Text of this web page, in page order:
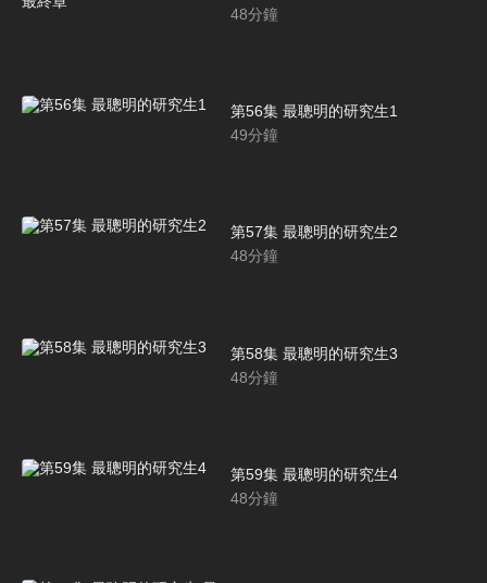
48分鐘
第56集 最聰明的研究生1
49分鐘
第57集 最聰明的研究生2
48分鐘
第58集 最聰明的研究生3
48分鐘
第59集 最聰明的研究生4
48分鐘